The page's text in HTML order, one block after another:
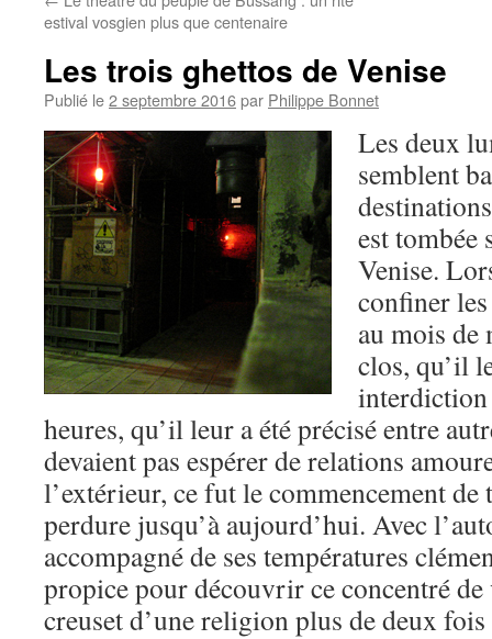
estival vosgien plus que centenaire
Les trois ghettos de Venise
Publié le2 septembre 2016par Philippe Bonnet
Les deux
semblent
est tombée
Venise.
confiner
au mois de
clos, qu’il
heures, qu’il leur a été précisé entre
devaient pas espérer de relations
l’extérieur, ce fut le commencement
perdure jusqu’à aujourd’hui. Avec
accompagné de ses températures
propice pour découvrir ce concentré
creuset d’une religion plus de deux